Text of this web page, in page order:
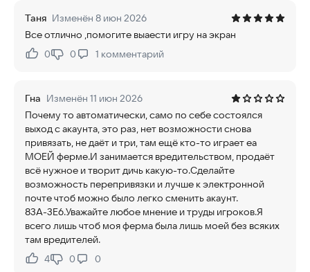
Таня Изменён 8 июн 2026
Все отлично ,помогите выаести игру на экран
Нравится:
0Не нравится:
0 1 комментарий
Гна Изменён 11 июн 2026
Почему то автоматически, само по себе состоялся
выход с акаунта, это раз, нет возможности снова
привязать, не даёт и три, там ещё кто-то играет еа
МОЕЙ ферме.И занимается вредительством, продаёт
всё нужное и творит дичь какую-то.Сделайте
возможность перепривязки и лучше к электронной
почте чтоб можно было легко сменить акаунт.
83А-3Е6.Уважайте любое мнение и труды игроков.Я
всего лишь чтоб моя ферма была лишь моей без всяких
там вредителей.
Нравится:
4Не нравится:
0 0